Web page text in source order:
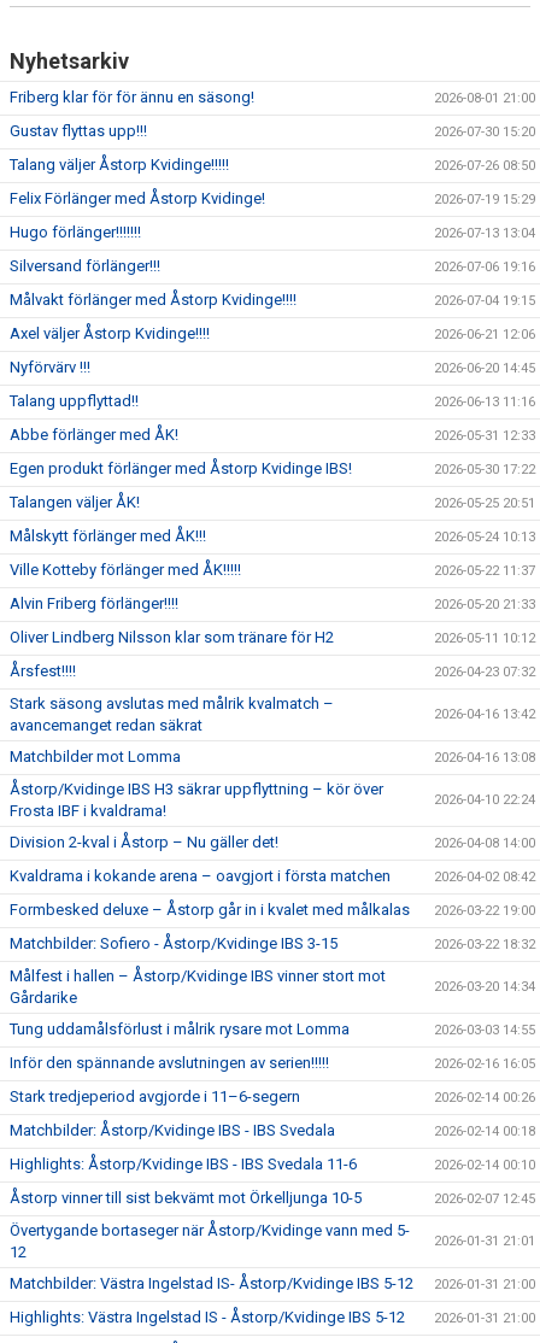
Nyhetsarkiv
Friberg klar för för ännu en säsong! 2026-08-01 21:00
Gustav flyttas upp!!! 2026-07-30 15:20
Talang väljer Åstorp Kvidinge!!!!! 2026-07-26 08:50
Felix Förlänger med Åstorp Kvidinge! 2026-07-19 15:29
Hugo förlänger!!!!!!! 2026-07-13 13:04
Silversand förlänger!!! 2026-07-06 19:16
Målvakt förlänger med Åstorp Kvidinge!!!! 2026-07-04 19:15
Axel väljer Åstorp Kvidinge!!!! 2026-06-21 12:06
Nyförvärv !!! 2026-06-20 14:45
Talang uppflyttad!! 2026-06-13 11:16
Abbe förlänger med ÅK! 2026-05-31 12:33
Egen produkt förlänger med Åstorp Kvidinge IBS! 2026-05-30 17:22
Talangen väljer ÅK! 2026-05-25 20:51
Målskytt förlänger med ÅK!!! 2026-05-24 10:13
Ville Kotteby förlänger med ÅK!!!!! 2026-05-22 11:37
Alvin Friberg förlänger!!!! 2026-05-20 21:33
Oliver Lindberg Nilsson klar som tränare för H2 2026-05-11 10:12
Årsfest!!!! 2026-04-23 07:32
Stark säsong avslutas med målrik kvalmatch –
avancemanget redan säkrat
2026-04-16 13:42
Matchbilder mot Lomma 2026-04-16 13:08
Åstorp/Kvidinge IBS H3 säkrar uppflyttning – kör över
Frosta IBF i kvaldrama!
2026-04-10 22:24
Division 2-kval i Åstorp – Nu gäller det! 2026-04-08 14:00
Kvaldrama i kokande arena – oavgjort i första matchen 2026-04-02 08:42
Formbesked deluxe – Åstorp går in i kvalet med målkalas 2026-03-22 19:00
Matchbilder: Sofiero - Åstorp/Kvidinge IBS 3-15 2026-03-22 18:32
Målfest i hallen – Åstorp/Kvidinge IBS vinner stort mot
Gårdarike
2026-03-20 14:34
Tung uddamålsförlust i målrik rysare mot Lomma 2026-03-03 14:55
Inför den spännande avslutningen av serien!!!!! 2026-02-16 16:05
Stark tredjeperiod avgjorde i 11–6-segern 2026-02-14 00:26
Matchbilder: Åstorp/Kvidinge IBS - IBS Svedala 2026-02-14 00:18
Highlights: Åstorp/Kvidinge IBS - IBS Svedala 11-6 2026-02-14 00:10
Åstorp vinner till sist bekvämt mot Örkelljunga 10-5 2026-02-07 12:45
Övertygande bortaseger när Åstorp/Kvidinge vann med 5-
12
2026-01-31 21:01
Matchbilder: Västra Ingelstad IS- Åstorp/Kvidinge IBS 5-12 2026-01-31 21:00
Highlights: Västra Ingelstad IS - Åstorp/Kvidinge IBS 5-12 2026-01-31 21:00